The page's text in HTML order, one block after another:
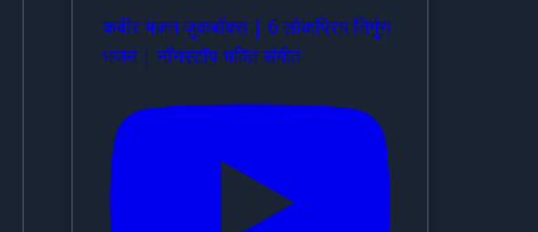
कबीर भजन जुकबॉक्स | 6 लोकप्रिय निर्गुण
भजन | नॉनस्टॉप भक्ति संगीत